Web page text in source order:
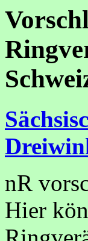
nR
Hier